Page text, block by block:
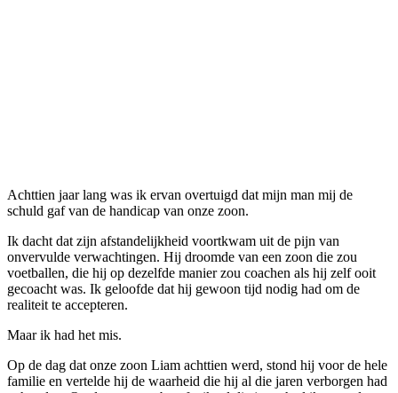
Achttien jaar lang was ik ervan overtuigd dat mijn man mij de
schuld gaf van de handicap van onze zoon.
Ik dacht dat zijn afstandelijkheid voortkwam uit de pijn van
onvervulde verwachtingen. Hij droomde van een zoon die zou
voetballen, die hij op dezelfde manier zou coachen als hij zelf ooit
gecoacht was. Ik geloofde dat hij gewoon tijd nodig had om de
realiteit te accepteren.
Maar ik had het mis.
Op de dag dat onze zoon Liam achttien werd, stond hij voor de hele
familie en vertelde hij de waarheid die hij al die jaren verborgen had